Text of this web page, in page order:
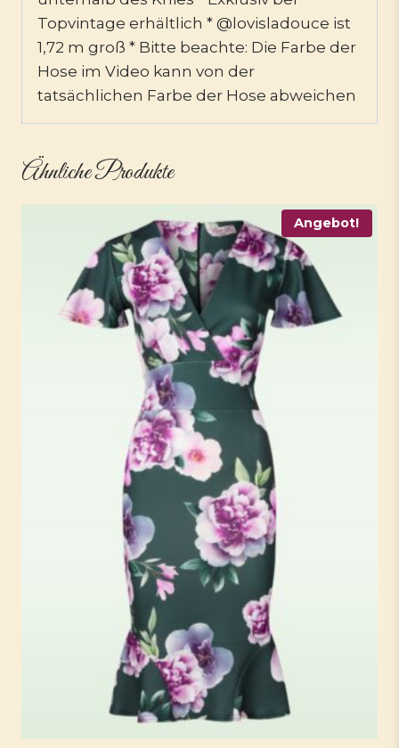
Topvintage erhältlich * @lovisladouce ist
1,72 m groß * Bitte beachte: Die Farbe der
Hose im Video kann von der
tatsächlichen Farbe der Hose abweichen
Ähnliche Produkte
Angebot!